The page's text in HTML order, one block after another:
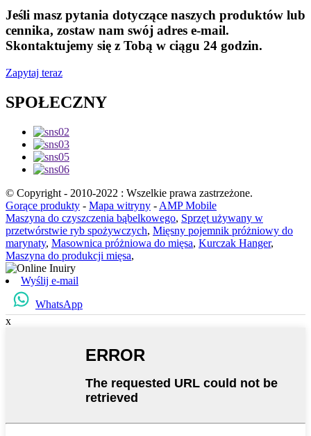
Jeśli masz pytania dotyczące naszych produktów lub
cennika, zostaw nam swój adres e-mail.
Skontaktujemy się z Tobą w ciągu 24 godzin.
Zapytaj teraz
SPOŁECZNY
© Copyright - 2010-2022 : Wszelkie prawa zastrzeżone.
Gorące produkty - Mapa witryny - AMP Mobile
Maszyna do czyszczenia bąbelkowego, Sprzęt używany w
przetwórstwie ryb spożywczych, Mięsny pojemnik próżniowy do
marynaty, Masownica próżniowa do mięsa, Kurczak Hanger,
Maszyna do produkcji mięsa,
Wyślij e-mail
WhatsApp
x